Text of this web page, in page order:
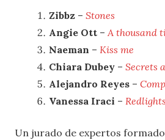
Zibbz – Stones
Angie Ott –A thousand
Naeman – Kiss me
Chiara Dubey – Secrets
Alejandro Reyes –
Vanessa Iraci – Redlights
Un jurado de expertos